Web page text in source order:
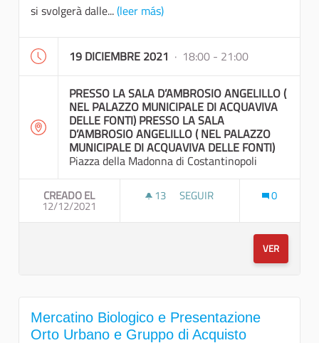
si svolgerà dalle...(leer más)
19 DICIEMBRE 2021 · 18:00 - 21:00
PRESSO LA SALA D’AMBROSIO ANGELILLO (
NEL PALAZZO MUNICIPALE DI ACQUAVIVA
DELLE FONTI) PRESSO LA SALA
D’AMBROSIO ANGELILLO ( NEL PALAZZO
MUNICIPALE DI ACQUAVIVA DELLE FONTI)
Piazza della Madonna di Costantinopoli
CREADO EL
12/12/2021
13 13 SEGUIDORAS
SEGUIR 0
VER
Mercatino Biologico e Presentazione
Orto Urbano e Gruppo di Acquisto